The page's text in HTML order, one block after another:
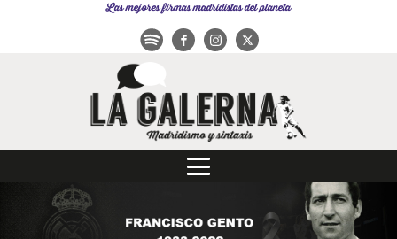
Las mejores firmas madridistas del planeta